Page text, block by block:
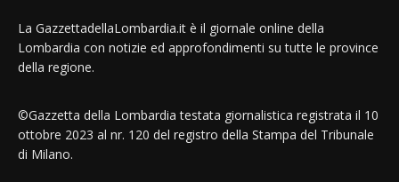
La GazzettadellaLombardia.it è il giornale online della
Lombardia con notizie ed approfondimenti su tutte le province
della regione.
©Gazzetta della Lombardia testata giornalistica registrata il 10
ottobre 2023 al nr. 120 del registro della Stampa del Tribunale
di Milano.